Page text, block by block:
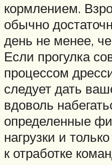
кормлением.
обычно
день не менее,
Если прогулка
процессом
следует дать
вдоволь
определенные
нагрузки и
к отработке